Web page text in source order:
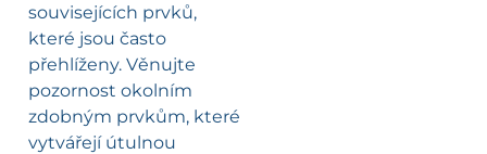
souvisejících prvků,
které jsou často
přehlíženy. Věnujte
pozornost okolním
zdobným prvkům, které
vytvářejí útulnou